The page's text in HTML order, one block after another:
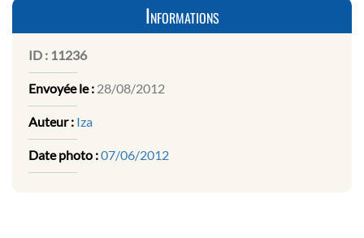
Informations
ID : 11236
Envoyée le : 28/08/2012
Auteur : Iza
Date photo :07/06/2012